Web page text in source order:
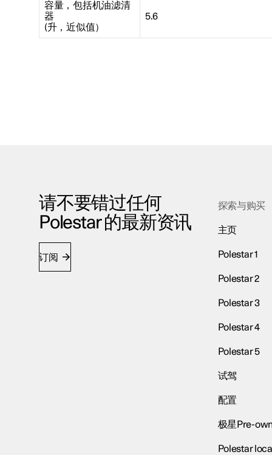
容量，包括机油滤清
器
(升，近似值）
5.6
请不要错过任何
Polestar 的最新资讯
订阅
探索与购买
主页
Polestar 1
Polestar 2
Polestar 3
Polestar 4
Polestar 5
试驾
配置
极星Pre-
Polestar